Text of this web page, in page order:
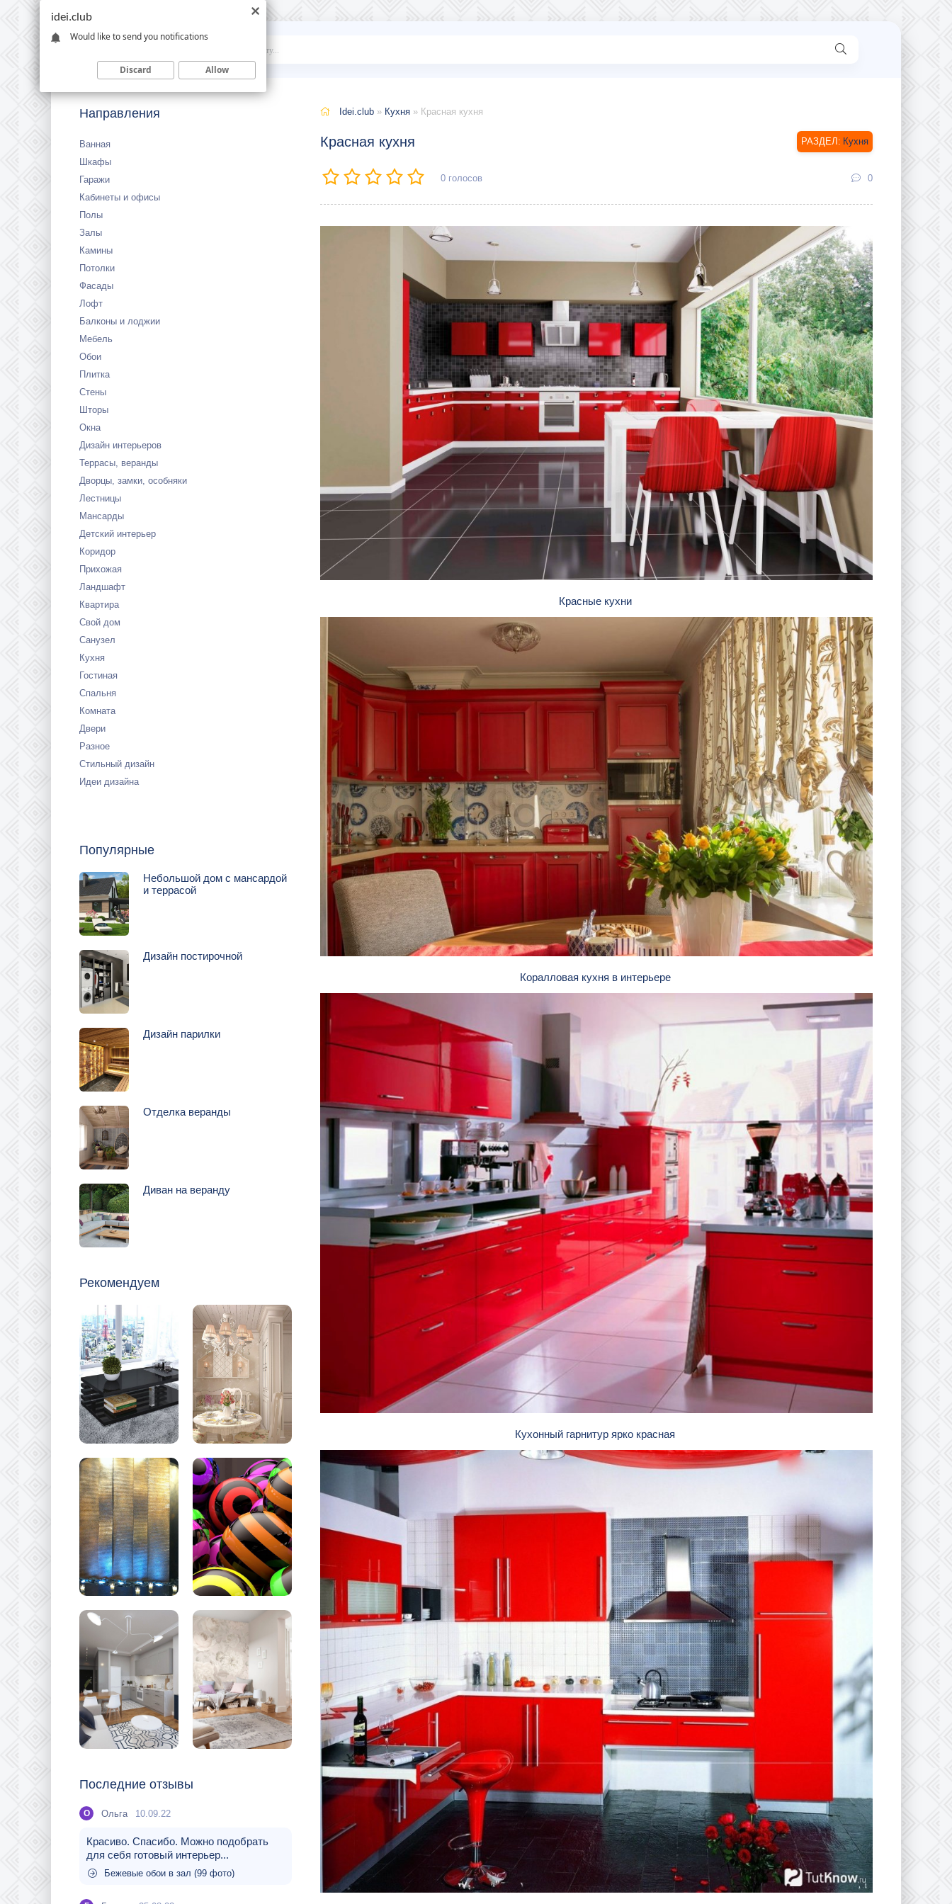
Idei
Направления
Ванная
Шкафы
Гаражи
Кабинеты и офисы
Полы
Залы
Камины
Потолки
Фасады
Лофт
Балконы и лоджии
Мебель
Обои
Плитка
Стены
Шторы
Окна
Дизайн интерьеров
Террасы, веранды
Дворцы, замки, особняки
Лестницы
Мансарды
Детский интерьер
Коридор
Прихожая
Ландшафт
Квартира
Свой дом
Санузел
Кухня
Гостиная
Спальня
Комната
Двери
Разное
Стильный дизайн
Идеи дизайна
Популярные
Небольшой дом с мансардой
и террасой
Дизайн постирочной
Дизайн парилки
Отделка веранды
Диван на веранду
Рекомендуем
Последние отзывы
О Ольга 10.09.22
Красиво. Спасибо. Можно подобрать
для себя готовый интерьер...
Бежевые обои в зал (99 фото)
Idei.club » Кухня » Красная кухня
Красная кухня Кухня
0 голосов 0
Красные кухни
Коралловая кухня в интерьере
Кухонный гарнитур ярко красная
idei.club
Would like to send you notifications
Discard Allow